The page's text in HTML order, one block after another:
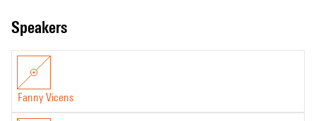
speakers
Fanny Vicens